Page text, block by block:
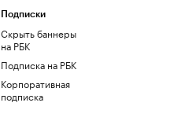
Подписки
Скрыть баннеры
на РБК
Подписка на РБК
Корпоративная
подписка